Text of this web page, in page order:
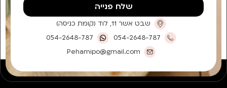
שלח פנייה
שבט אשר 11, לוד (קומת כניסה)
054-2648-787
054-2648-787
Pehamipo@gmail.com